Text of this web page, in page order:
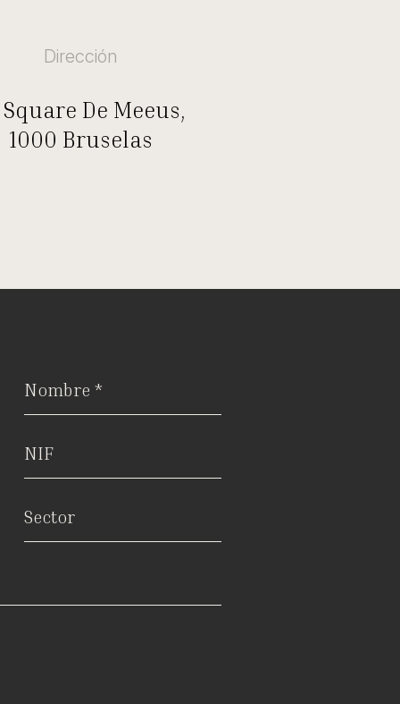
Dirección
Square De Meeus,
1000 Bruselas